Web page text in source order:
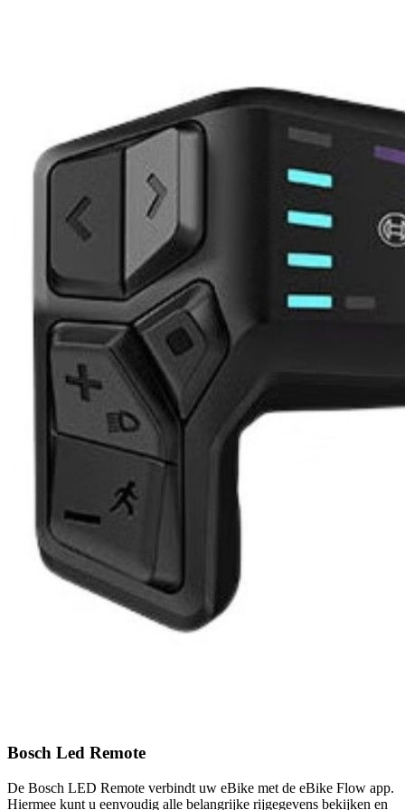
Bosch Led Remote
De Bosch LED Remote verbindt uw eBike met de eBike Flow app.
Hiermee kunt u eenvoudig alle belangrijke rijgegevens bekijken en